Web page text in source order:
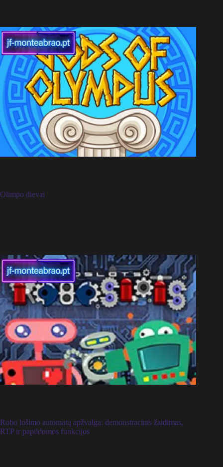
Olimpo dievai
Robo lošimo automatų apžvalga: demonstracinis žaidimas,
RTP ir papildomos funkcijos